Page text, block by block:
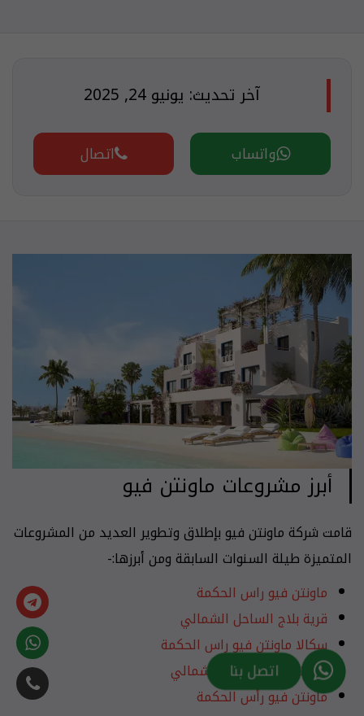
آخر تحديث: يونيو 24, 2025
واتساب اتصال
أبرز مشروعات ماونتن فيو
قامت شركة ماونتن فيو بإطلاق وتطوير العديد من المشروعات
المتميزة طيلة السنوات السابقة ومن أبرزها:-
ماونتن فيو راس الحكمة
قرية بلاج الساحل الشمالي
سكالا ماونتن فيو راس الحكمة
ماونتن فيو الساحل الشمالي
ماونتن فيو رأس الحكمة
اتصل بنا